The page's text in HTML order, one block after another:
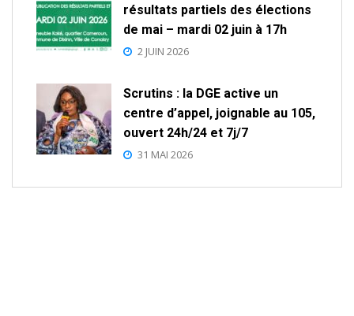
résultats partiels des élections
de mai – mardi 02 juin à 17h
2 JUIN 2026
Scrutins : la DGE active un
centre d’appel, joignable au 105,
ouvert 24h/24 et 7j/7
31 MAI 2026